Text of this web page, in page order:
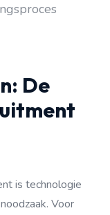
De
is technologie
Voor